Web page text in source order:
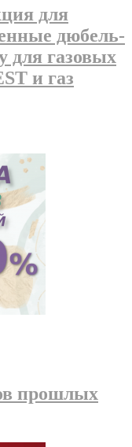
для
дюбель-
для газовых
и газ
прошлых